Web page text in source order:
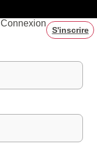
Connexion
S'inscrire